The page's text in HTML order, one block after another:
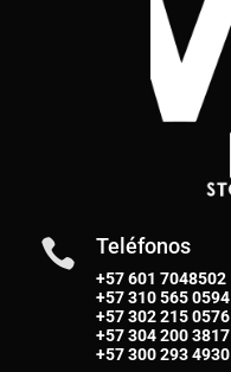
 Teléfonos
+57 601 7048502
+57310 565 0594
+57302 215 0576
+57304 200 3817
+57300 293 4930